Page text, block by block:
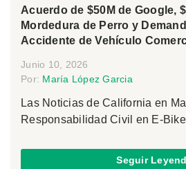
Acuerdo de $50M de Google,
Mordedura de Perro y
Accidente de Vehículo
Junio 10, 2026
Por: María López Garcia
Las Noticias de California en
Responsabilidad Civil en E-
Seguir